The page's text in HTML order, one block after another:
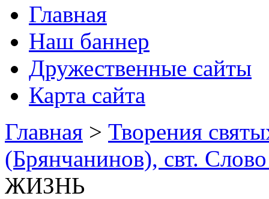
Главная
Наш баннер
Дружественные сайты
Карта сайта
Главная > Творения
(Брянчанинов), свт.
ЖИЗНЬ